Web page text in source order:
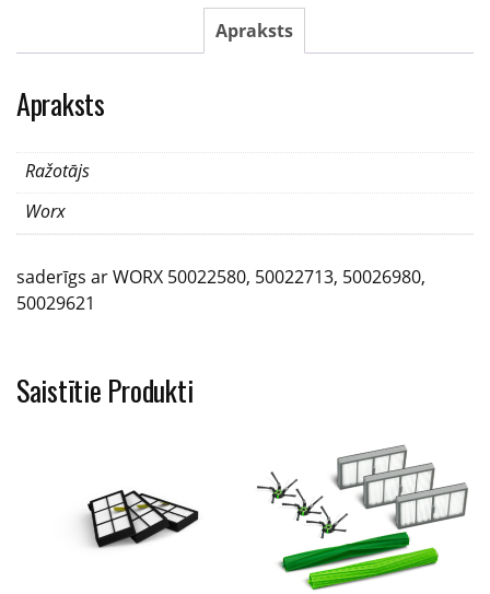
kontaktu
TYPE
Worx
daudzums
Apraksts
Apraksts
Ražotājs
Worx
saderīgs ar WORX 50022580, 50022713, 50026980,
50029621
Saistītie Produkti